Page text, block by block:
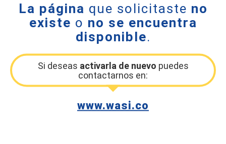
La página que solicitaste no
existe o no se encuentra
disponible.
Si deseas activarla de nuevo puedes
contactarnos en:
www.wasi.co